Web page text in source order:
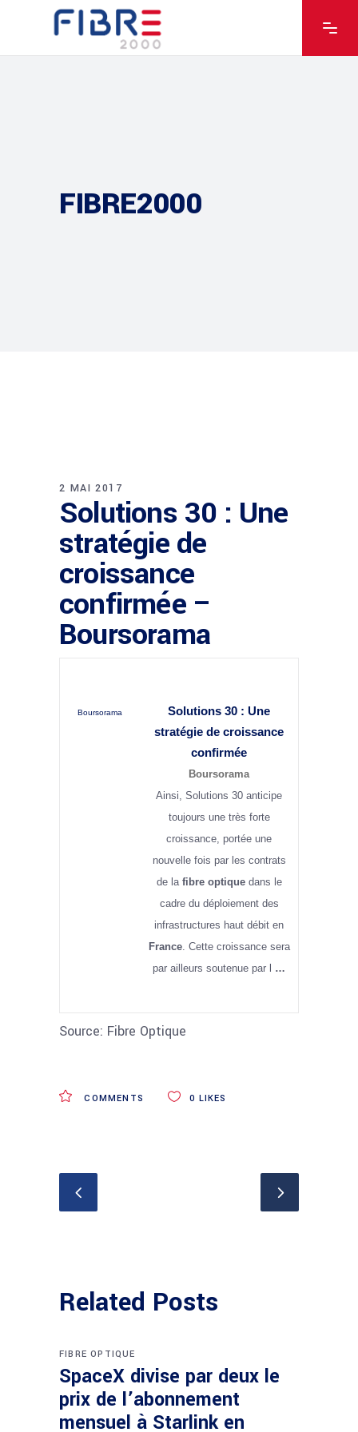
FIBRE2000
2 MAI 2017
Solutions 30 : Une
stratégie de
croissance
confirmée –
Boursorama
Boursorama
Solutions 30 : Une
stratégie de croissance
confirmée
Boursorama
Ainsi, Solutions 30 anticipe
toujours une très forte
croissance, portée une
nouvelle fois par les contrats
de la fibre optiquedans le
cadre du déploiement des
infrastructures haut débit en
France. Cette croissance sera
par ailleurs soutenue par l …
Source: Fibre Optique
COMMENTS 0 LIKES
Related Posts
FIBRE OPTIQUE
SpaceX divise par deux le
prix de l’abonnement
mensuel à Starlink en